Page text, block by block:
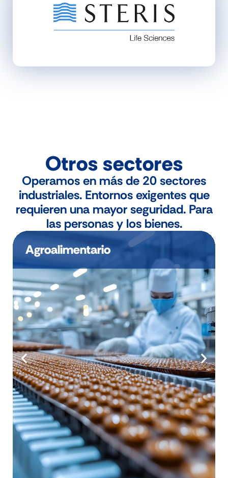
Otros sectores
Operamos en más de 20 sectores
industriales. Entornos exigentes que
requieren una mayor seguridad. Para
las personas y los bienes.
Agroalimentario